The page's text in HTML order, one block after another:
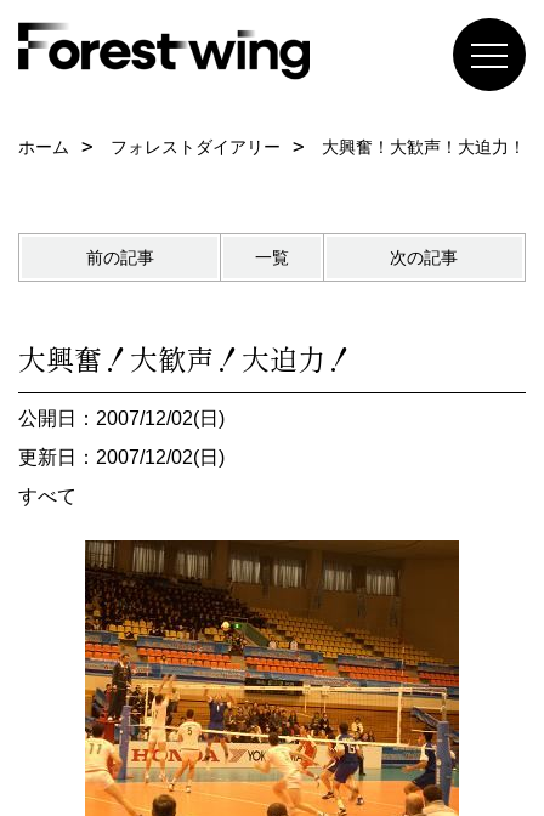
ホーム フォレストダイアリー 大興奮！大歓声！大迫力！
前の記事 一覧 次の記事
大興奮！大歓声！大迫力！
公開日：2007/12/02(日)
更新日：2007/12/02(日)
すべて